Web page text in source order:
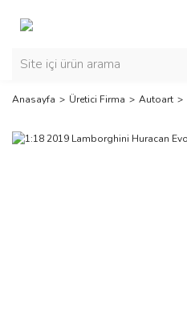
Anasayfa Üretici Firma Autoart